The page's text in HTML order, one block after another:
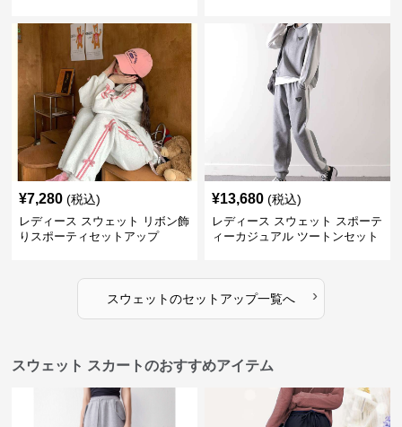
¥7,280 (税込)
レディース スウェット リボン飾
りスポーティセットアップ
¥13,680 (税込)
レディース スウェット スポーテ
ィーカジュアル ツートンセット
スウェットのセットアップ一覧へ ›
スウェット スカートのおすすめアイテム